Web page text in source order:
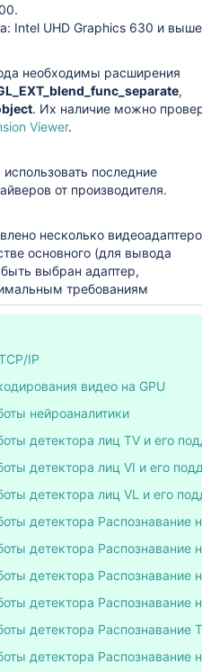
Intel UHD Graphics 630 и
необходимы расширения
,
. Их наличие можно
Viewer.
последние
от производителя.
несколько
основного (для вывода
выбран адаптер,
требованиям
IP
видео на GPU
нейроаналитики
детектора лиц TV и его
детектора лиц VI и его
детектора лиц VL и его
детектора Распознавание
детектора Распознавание
детектора Распознавание
детектора Распознавание
детектора Распознавание
детектора Распознавание